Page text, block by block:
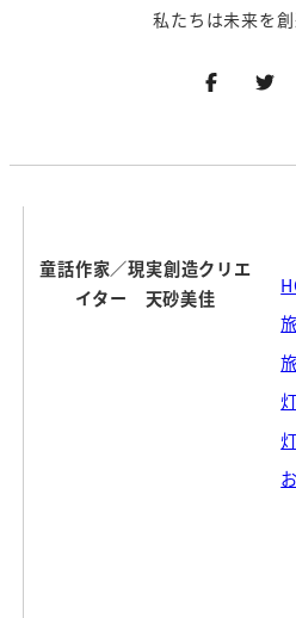
私たちは未来を創
童話作家／現実創造クリエ
イター 天砂美佳